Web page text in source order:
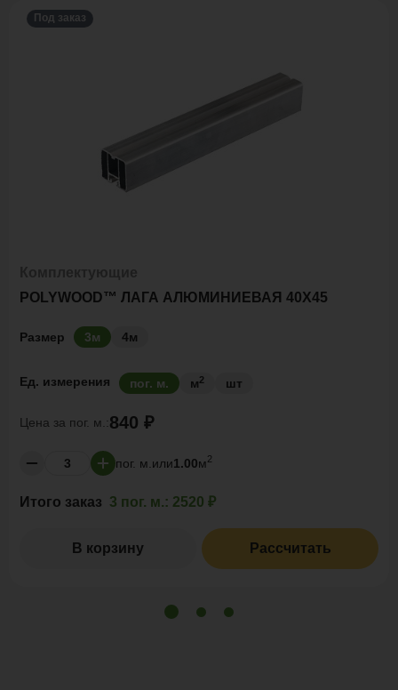
Под заказ
POLYWOOD™ ЛАГА АЛЮМИНИЕВАЯ 40Х45
Размер 3м 4м
Ед. измерения пог. м. м2 шт
Цена за пог. м.:840 ₽
пог. м. или1.00м2
Итого заказ 3 пог. м.: 2520 ₽
В корзину Рассчитать